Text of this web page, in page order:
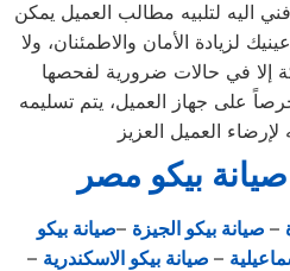
اليه لتلبيه مطالب العميل يمكن
لزيادة الأمان والاطمئنان، ولا
إلا في حالات ضرورية لفحصها
على جهاز العميل، يتم تسليمه
بيكو مصر
– صيانة بيكو الجيزة –صيانة بيكو
– صيانة بيكو الاسكندرية –